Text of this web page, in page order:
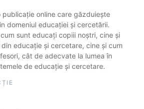
publicație online care găzduiește
domeniul educației și cercetării.
sunt educați copiii noștri, cine și
educație și cercetare, cine și cum
cât de adecvate la lumea în
de educație și cercetare.